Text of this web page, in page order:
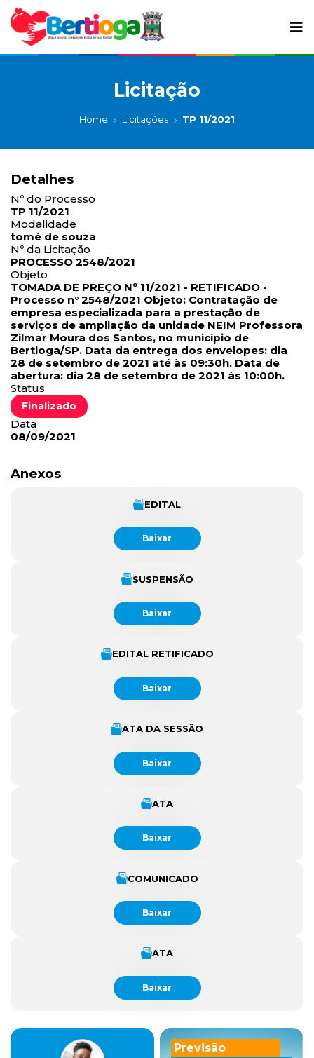
Licitação
Home Licitações TP 11/2021
Detalhes
Nº do Processo
TP 11/2021
Modalidade
tomé de souza
Nº da Licitação
PROCESSO 2548/2021
Objeto
TOMADA DE PREÇO Nº 11/2021 - RETIFICADO -
Processo n° 2548/2021 Objeto: Contratação de
empresa especializada para a prestação de
serviços de ampliação da unidade NEIM Professora
Zilmar Moura dos Santos, no município de
Bertioga/SP. Data da entrega dos envelopes: dia
28 de setembro de 2021 até às 09:30h. Data de
abertura: dia 28 de setembro de 2021 às 10:00h.
Status
Finalizado
Data
08/09/2021
Anexos
EDITAL
Baixar
SUSPENSÃO
Baixar
EDITAL RETIFICADO
Baixar
ATA DA SESSÃO
Baixar
ATA
Baixar
COMUNICADO
Baixar
ATA
Baixar
Previsão